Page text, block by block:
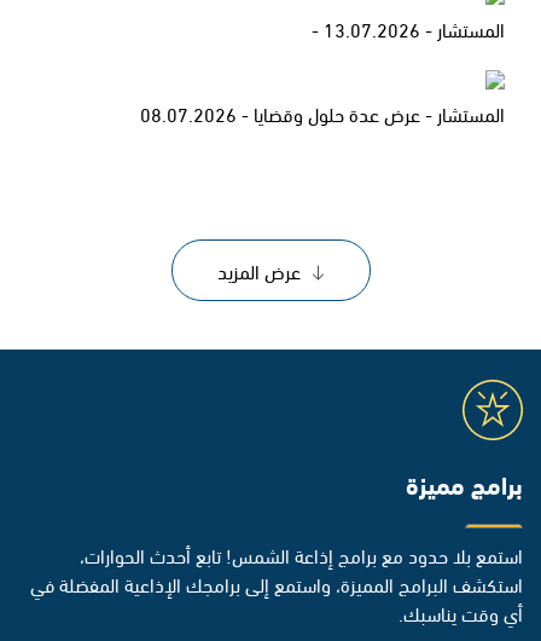
المستشار - 13.07.2026 -
المستشار - عرض عدة حلول وقضايا - 08.07.2026
عرض المزيد
برامج مميزة
استمع بلا حدود مع برامج إذاعة الشمس! تابع أحدث الحوارات،
استكشف البرامج المميزة، واستمع إلى برامجك الإذاعية المفضلة في
أي وقت يناسبك.